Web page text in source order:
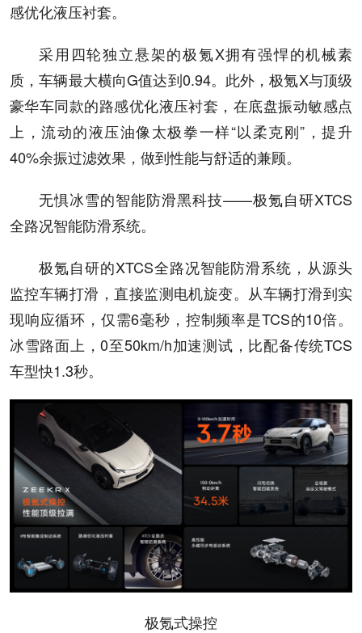
感优化液压衬套。
采用四轮独立悬架的极氪X拥有强悍的机械素
质，车辆最大横向G值达到0.94。此外，极氪X与顶级
豪华车同款的路感优化液压衬套，在底盘振动敏感点
上，流动的液压油像太极拳一样“以柔克刚”，提升
40%余振过滤效果，做到性能与舒适的兼顾。
无惧冰雪的智能防滑黑科技——极氪自研XTCS
全路况智能防滑系统。
极氪自研的XTCS全路况智能防滑系统，从源头
监控车辆打滑，直接监测电机旋变。从车辆打滑到实
现响应循环，仅需6毫秒，控制频率是TCS的10倍。
冰雪路面上，0至50km/h加速测试，比配备传统TCS
车型快1.3秒。
极氪式操控